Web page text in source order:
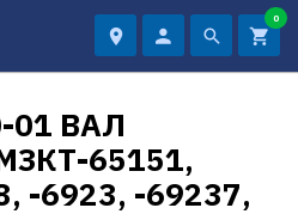
0
01 ВАЛ
65151,
-6923, -69237,